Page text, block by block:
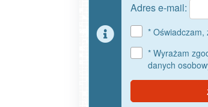
Adres e-mail:
* Oświadczam,
* Wyrażam
danych